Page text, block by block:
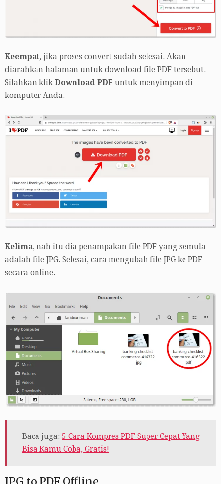
Keempat, jika proses convert sudah selesai. Akan
diarahkan halaman untuk download file PDF tersebut.
Silahkan klik Download PDF untuk menyimpan di
komputer Anda.
Kelima, nah itu dia penampakan file PDF yang semula
adalah file JPG. Selesai, cara mengubah file JPG ke PDF
secara online.
Baca juga: 5 Cara Kompres PDF Super Cepat Yang
Bisa Kamu Coba, Gratis!